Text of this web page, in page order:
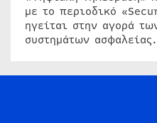
με το περιοδικό
ηγείται στην αγορά
συστημάτων